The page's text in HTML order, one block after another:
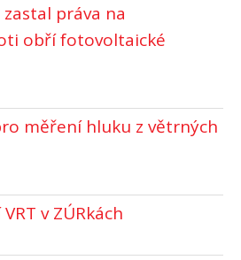
práva na
obří fotovoltaické
měření hluku z větrných
v ZÚRkách